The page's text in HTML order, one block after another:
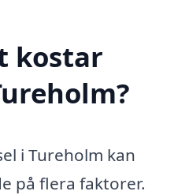
kostar
i Tureholm kan
på flera faktorer.